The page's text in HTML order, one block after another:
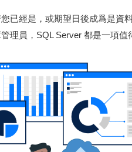
已經是，或期望日後成爲是資
理員，SQL Server 都是一項值